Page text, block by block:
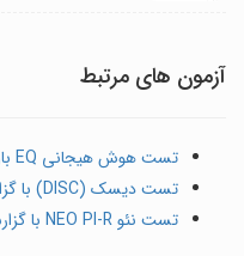
آزمون های مرتبط
تست هوش هیجانی EQ بار-ان Bar-On
تست دیسک (DISC) با گزارش کامل
تست نئو NEO PI-R با گزارش کامل